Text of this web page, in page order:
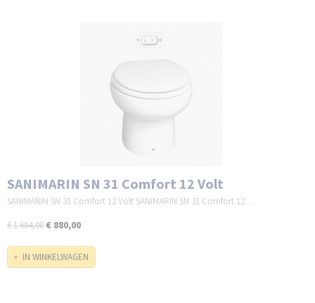
SANIMARIN SN 31 Comfort 12 Volt
SANIMARIN SN 31 Comfort 12 Volt SANIMARIN SN 31 Comfort 12…
€ 1.604,00€ 880,00
IN WINKELWAGEN